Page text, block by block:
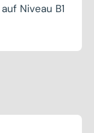
Niveau B1